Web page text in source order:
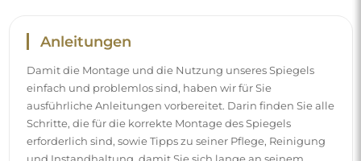
Folgen Sie uns und bleiben Sie auf
dem Laufenden
Bleiben Sie über unsere Neuheiten, Inspirationen und
Aktionen auf dem Laufenden, entdecken Sie
Dekotrends und finden Sie Ideen für schöne Interieurs.
Werden Sie Teil unserer Community und sehen Sie, was